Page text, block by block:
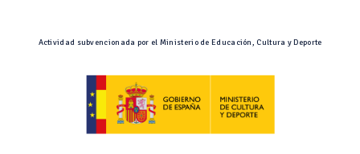
Actividad subvencionada por el Ministerio de Educación, Cultura y Deporte